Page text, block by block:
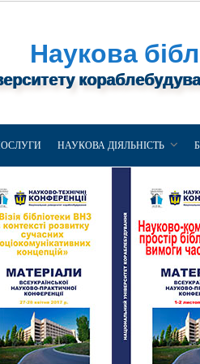
Наукова
НАУКОВА ДІЯЛЬНІСТЬ